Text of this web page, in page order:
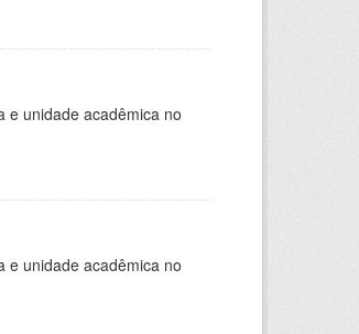
e unidade acadêmica no
e unidade acadêmica no